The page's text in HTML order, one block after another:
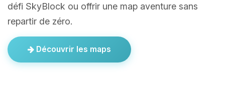
défi SkyBlock ou offrir une map aventure sans
repartir de zéro.
Découvrir les maps